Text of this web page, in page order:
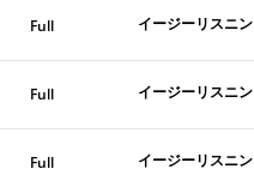
Full イージーリスニ
Full イージーリスニ
Full イージーリスニ